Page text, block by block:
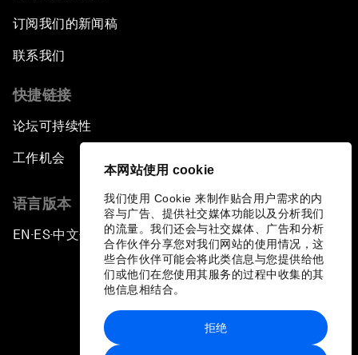
本网站使用 cookie
我们使用 Cookie 来制作贴合用户需求的内
容与广告、提供社交媒体功能以及分析我们
的流量。我们还会与社交媒体、广告和分析
合作伙伴分享您对我们网站的使用情况，这
些合作伙伴可能会将此类信息与您提供给他
们或他们在您使用其服务的过程中收集的其
他信息相结合。
拒绝
订阅我们的新闻稿
联系我们
快捷链接
论坛可持续性
工作机会
语言版本
EN ▪ES▪中文▪ 日本語